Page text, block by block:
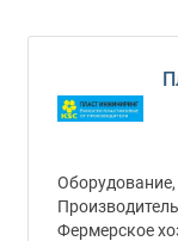
Фермерское